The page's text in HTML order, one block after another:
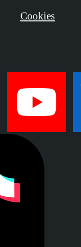
Cookies